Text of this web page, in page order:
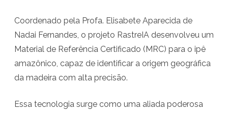
e
r
r
e
Coordenado pela Profa. Elisabete Aparecida de
Nadai Fernandes, o projeto RastreIA desenvolveu um
Material de Referência Certificado (MRC) para o ipê
amazônico, capaz de identificar a origem geográfica
da madeira com alta precisão.
Essa tecnologia surge como uma aliada poderosa